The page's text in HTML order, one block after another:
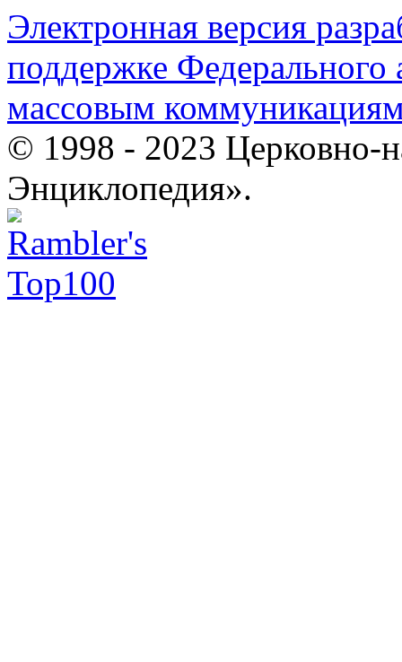
Электронная версия
поддержке Федерального
массовым
© 1998 - 2023 Церковно-
Энциклопедия».